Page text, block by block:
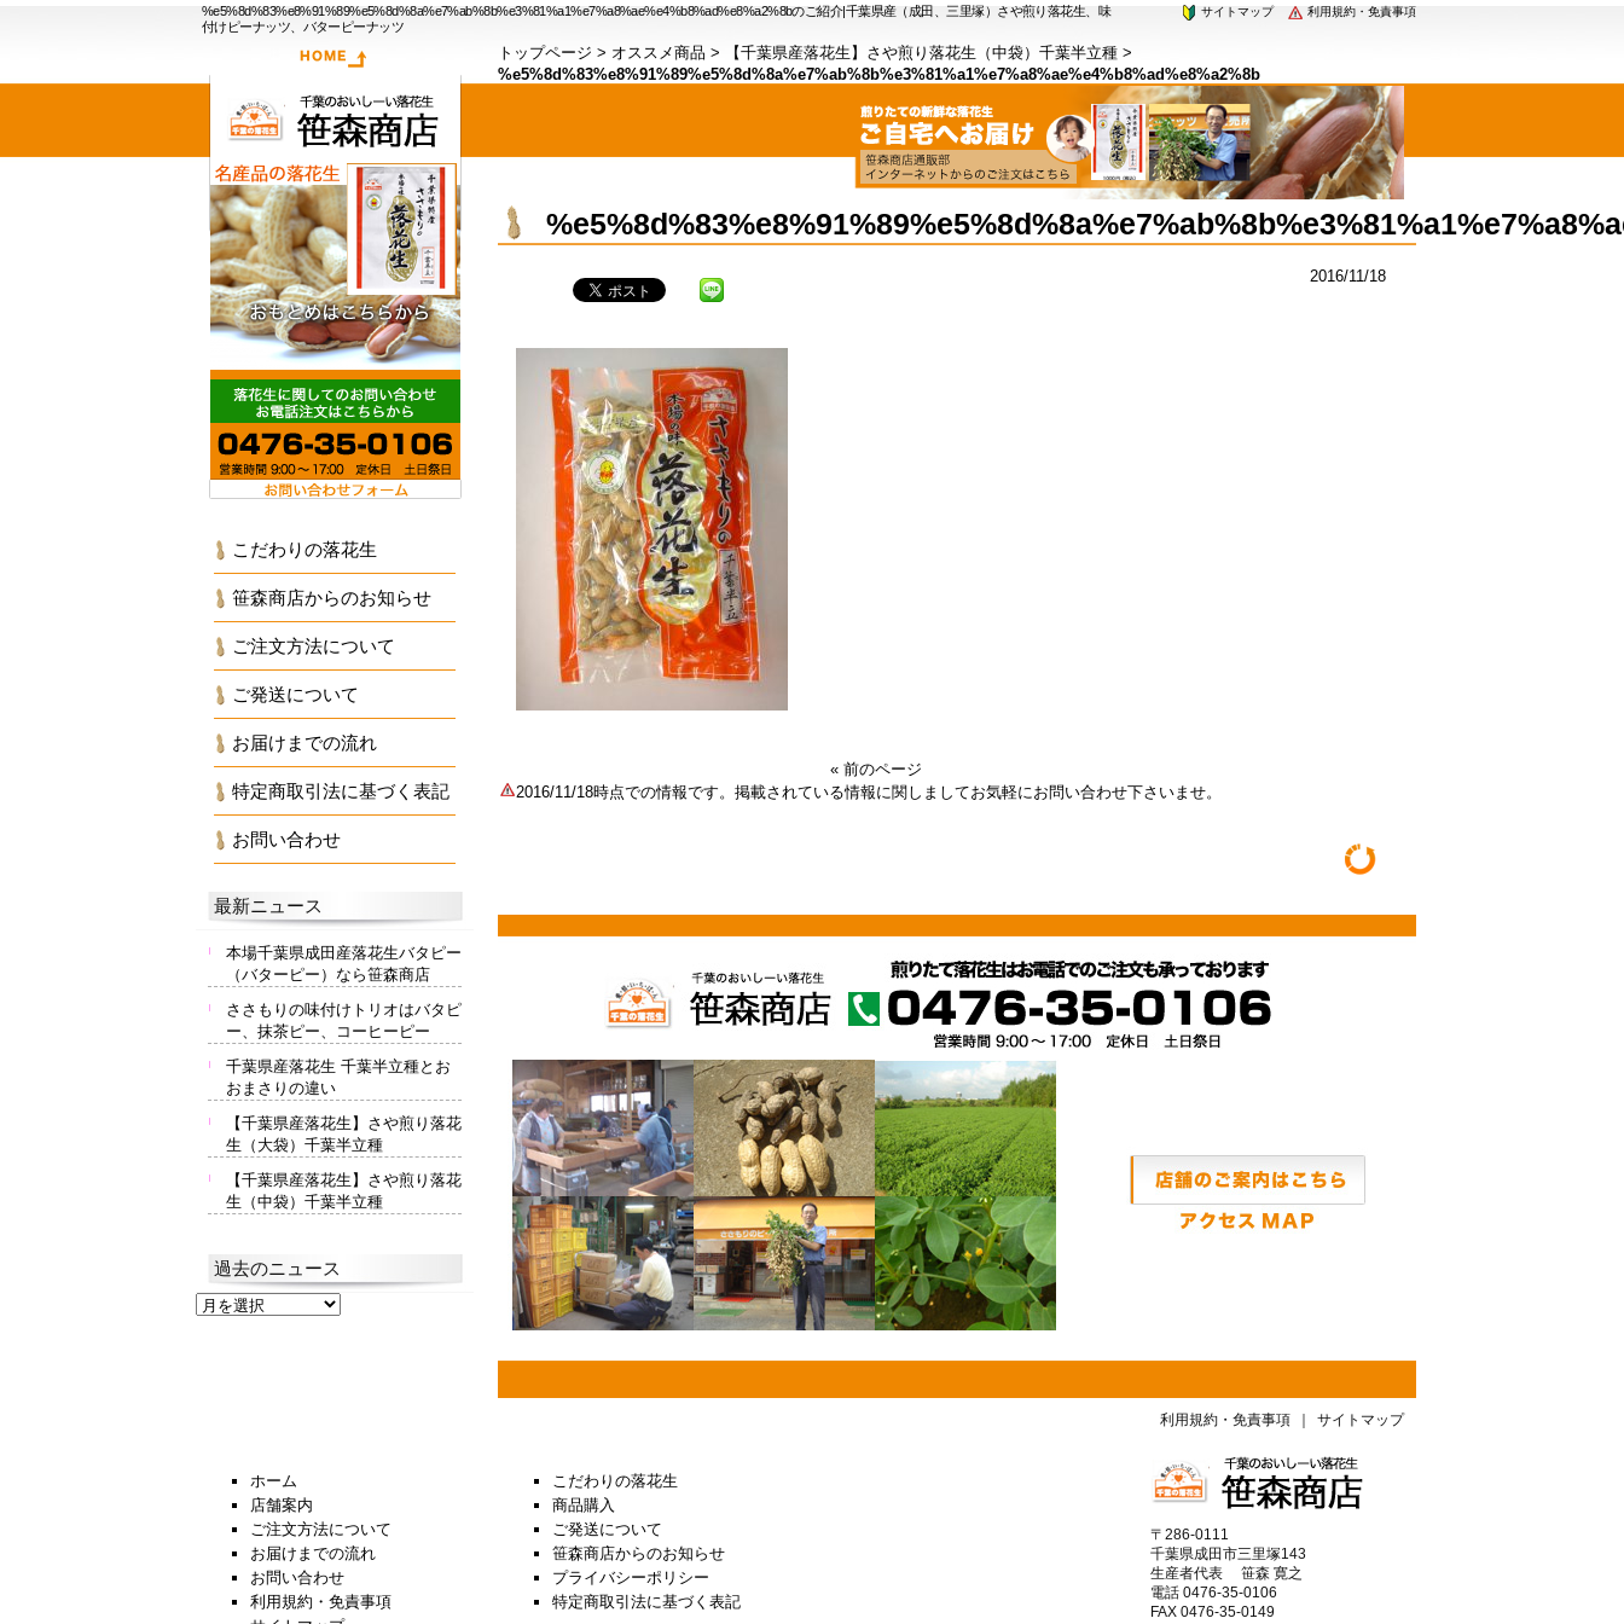
%e5%8d%83%e8%91%89%e5%8d%8a%e7%ab%8b%e3%81%a1%e7%a8%ae%e4%b8%ad%e8%a2%8bのご紹介|千葉県産（成田、三里塚）さや煎り落花生、味
付けピーナッツ、バターピーナッツ
利用規約・免責事項
サイトマップ
トップページ > オススメ商品 > 【千葉県産落花生】さや煎り落花生（中袋）千葉半立種 >
%e5%8d%83%e8%91%89%e5%8d%8a%e7%ab%8b%e3%81%a1%e7%a8%ae%e4%b8%ad%e8%a2%8b
2016/11/18
« 前のページ
2016/11/18時点での情報です。掲載されている情報に関しましてお気軽にお問い合わせ下さいませ。
こだわりの落花生
笹森商店からのお知らせ
ご注文方法について
ご発送について
お届けまでの流れ
特定商取引法に基づく表記
お問い合わせ
最新ニュース
本場千葉県成田産落花生バタピー
（バターピー）なら笹森商店
ささもりの味付けトリオはバタピ
ー、抹茶ピー、コーヒーピー
千葉県産落花生 千葉半立種とお
おまさりの違い
【千葉県産落花生】さや煎り落花
生（大袋）千葉半立種
【千葉県産落花生】さや煎り落花
生（中袋）千葉半立種
過去のニュース
過
ホーム
こだわりの落花生
店舗案内
商品購入
ご注文方法について
ご発送について
お届けまでの流れ
笹森商店からのお知らせ
お問い合わせ
プライバシーポリシー
利用規約・免責事項
特定商取引法に基づく表記
サイトマップ
利用規約・免責事項
〒286-0111
千葉県成田市三里塚143
生産者代表 笹森 寛之
電話 0476-35-0106
FAX 0476-35-0149